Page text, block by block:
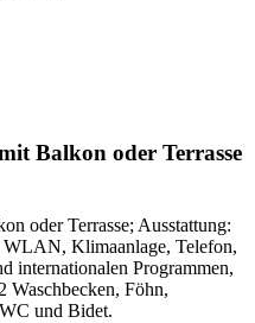
Balkon oder Terrasse
oder Terrasse; Ausstattung:
WLAN, Klimaanlage, Telefon,
internationalen Programmen,
Waschbecken, Föhn,
und Bidet.